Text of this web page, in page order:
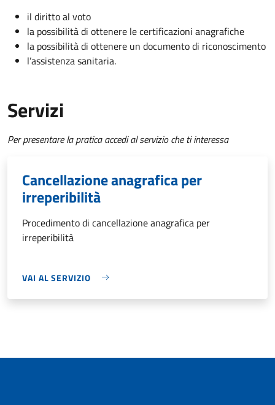
il diritto al voto
la possibilità di ottenere le certificazioni anagrafiche
la possibilità di ottenere un documento di riconoscimento
l’assistenza sanitaria.
Servizi
Per presentare la pratica accedi al servizio che ti interessa
Cancellazione anagrafica per
irreperibilità
Procedimento di cancellazione anagrafica per
irreperibilità
VAI AL SERVIZIO